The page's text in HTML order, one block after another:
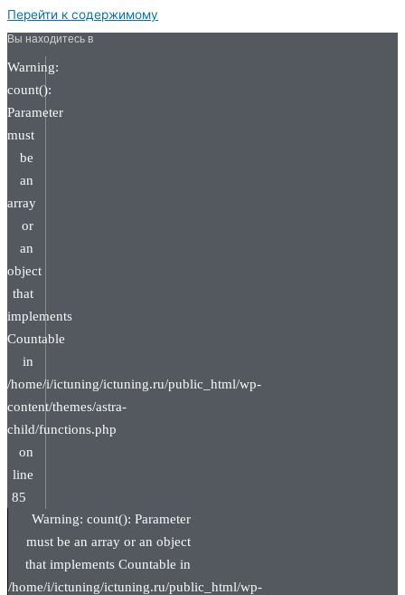
Перейти к содержимому
Вы находитесь в
Warning:
count():
Parameter
must
be
an
array
or
an
object
that
implements
Countable
in
/home/i/ictuning/ictuning.ru/public_html/wp-
content/themes/astra-
child/functions.php
on
line
85
Warning: count(): Parameter
must be an array or an object
that implements Countable in
/home/i/ictuning/ictuning.ru/public_html/wp-